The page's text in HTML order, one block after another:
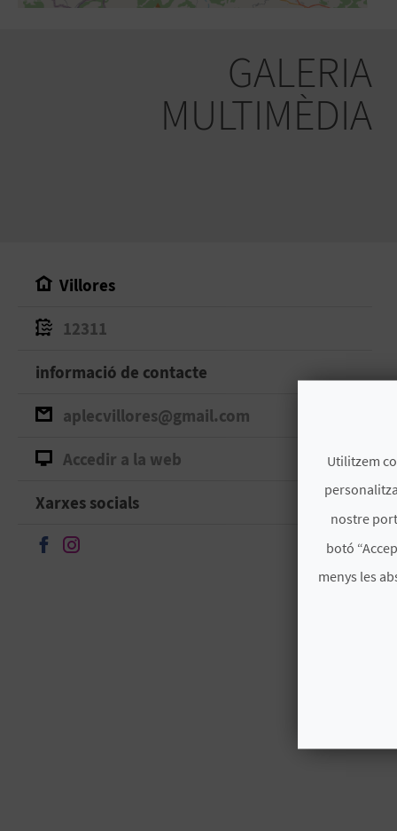
GALERIA
MULTIMÈDIA
Villores
12311
informació de contacte
aplecvillores@gmail.com
Accedir a la web
Xarxes socials
Seguir en Facebook
Utilitzem
nostre
botó
menys les